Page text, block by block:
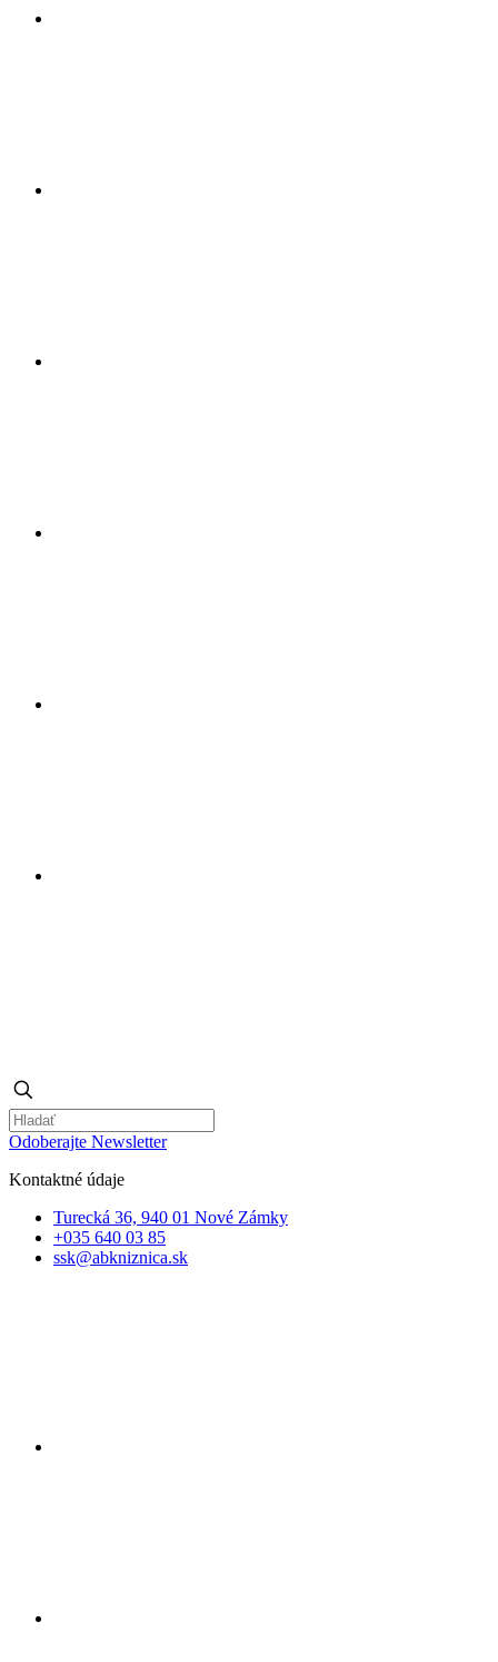
Odoberajte Newsletter
Kontaktné údaje
Turecká 36, 940 01 Nové Zámky
+035 640 03 85
ssk@abkniznica.sk